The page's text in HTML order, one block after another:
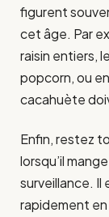
figurent
cet âge. Par
raisin entiers,
popcorn, ou
cacahuète
Enfin, restez
lorsqu’il
surveillance. Il
rapidement